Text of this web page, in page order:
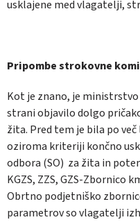
usklajene med vlagatelji,
Pripombe strokovne
Kot je znano, je
strani objavilo dolgo
žita. Pred tem je bila po
oziroma kriteriji končno
odbora (SO) za žita in
KGZS, ZZS, GZS-
Obrtno podjetniško
parametrov so vlagatelji